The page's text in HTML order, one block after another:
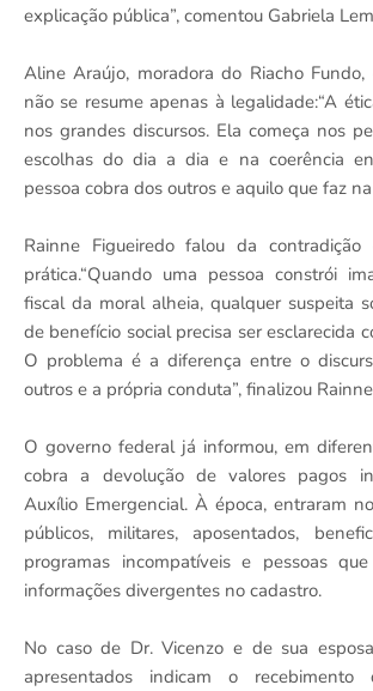
explicação pública”, comentou Gabriela
Aline Araújo, moradora do Riacho
não se resume apenas à legalidade:“A
nos grandes discursos. Ela começa nos
escolhas do dia a dia e na coerência
pessoa cobra dos outros e aquilo que faz
Rainne Figueiredo falou da
prática.“Quando uma pessoa constrói
fiscal da moral alheia, qualquer suspeita
de benefício social precisa ser esclarecida
O problema é a diferença entre o
outros e a própria conduta”, finalizou
O governo federal já informou, em
cobra a devolução de valores pagos
Auxílio Emergencial. À época, entraram
públicos, militares, aposentados,
programas incompatíveis e pessoas
informações divergentes no cadastro.
No caso de Dr. Vicenzo e de sua
apresentados indicam o